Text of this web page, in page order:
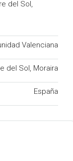
del Sol,
Valenciana
del Sol, Moraira
España